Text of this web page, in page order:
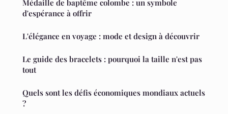
Médaille de baptême colombe : un symbole
d'espérance à offrir
L'élégance en voyage : mode et design à découvrir
Le guide des bracelets : pourquoi la taille n'est pas
tout
Quels sont les défis économiques mondiaux actuels
?